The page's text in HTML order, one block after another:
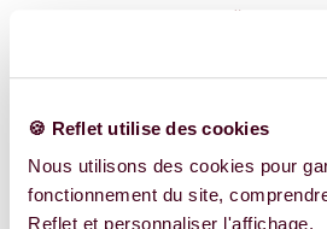
🍪 Reflet utilise des cookies
Nous utilisons des cookies pour
fonctionnement du site,
Reflet et personnaliser l'affichage.
d'ovocytes
❤️ Des groupes de soutien pour
😉 Du contenu avec tout ce que
Plus de 400 femmes déjà